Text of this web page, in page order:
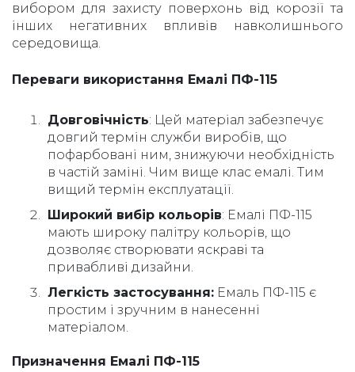
вибором для захисту поверхонь від корозії та
інших негативних впливів навколишнього
середовища.
Переваги використання Емалі ПФ-115
Довговічність: Цей матеріал забезпечує
довгий термін служби виробів, що
пофарбовані ним, знижуючи необхідність
в частій заміні. Чим вище клас емалі. Тим
вищий термін експлуатації.
Широкий вибір кольорів: Емалі ПФ-115
мають широку палітру кольорів, що
дозволяє створювати яскраві та
привабливі дизайни.
Легкість застосування: Емаль ПФ-115 є
простим і зручним в нанесенні
матеріалом.
Призначення Емалі ПФ-115